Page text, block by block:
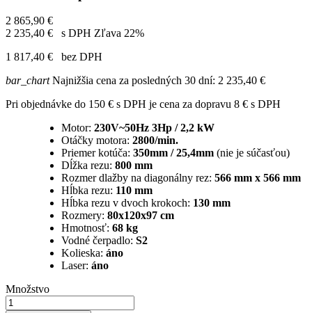
2 865,90 €
2 235,40 €
s DPH Zľava 22%
1 817,40 €
bez DPH
bar_chartNajnižšia cena za posledných 30 dní: 2 235,40 €
Pri objednávke do 150 € s DPH je cena za dopravu 8 € s DPH
Motor: 230V~50Hz 3Hp / 2,2 kW
Otáčky motora: 2800/min.
Priemer kotúča: 350mm / 25,4mm (nie je súčasťou)
Dĺžka rezu: 800 mm
Rozmer dlažby na diagonálny rez: 566 mm x 566 mm
Hĺbka rezu: 110 mm
Hĺbka rezu v dvoch krokoch: 130 mm
Rozmery: 80x120x97 cm
Hmotnosť: 68 kg
Vodné čerpadlo: S2
Kolieska: áno
Laser: áno
Množstvo